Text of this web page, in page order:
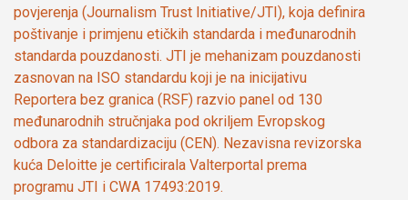
povjerenja (Journalism Trust Initiative/JTI), koja definira
poštivanje i primjenu etičkih standarda i međunarodnih
standarda pouzdanosti. JTI je mehanizam pouzdanosti
zasnovan na ISO standardu koji je na inicijativu
Reportera bez granica (RSF) razvio panel od 130
međunarodnih stručnjaka pod okriljem Evropskog
odbora za standardizaciju (CEN). Nezavisna revizorska
kuća Deloitte je certificirala Valterportal prema
programu JTI i CWA 17493:2019.